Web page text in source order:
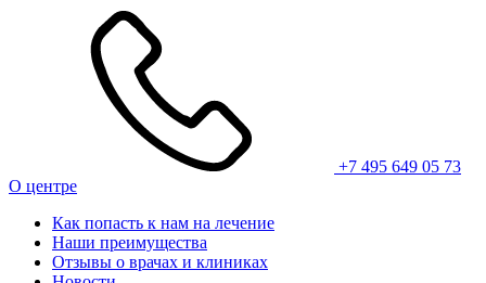
+7 495 649 05 73
О центре
Как попасть к нам на лечение
Наши преимущества
Отзывы о врачах и клиниках